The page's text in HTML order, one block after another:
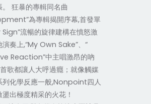
。 狂暴的專輯同名曲
為專輯揭開序幕,首發單
Sign”流暢的旋律建構在憤怒激
演奏上,“My Own Sake”、“
Reaction”中主唱激昂的吶
歌都讓人大呼過癮；就像觸媒
列化學反應一般,Nonpoint四人
出極度精采的火花！